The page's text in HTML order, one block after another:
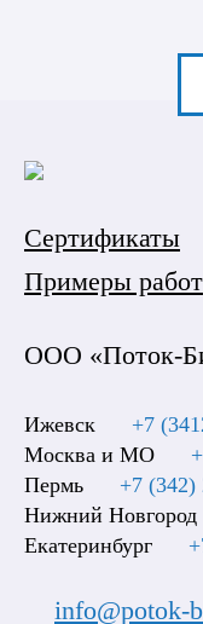
Сертификаты
Примеры работ
ООО «Поток-
Ижевск
+7
Москва и МО
Пермь
+7 (342)
Нижний Новгород
Екатеринбург
info@potok-